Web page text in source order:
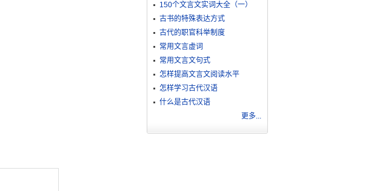
150个文言文实词大全（一）
古书的特殊表达方式
古代的职官科举制度
常用文言虚词
常用文言文句式
怎样提高文言文阅读水平
怎样学习古代汉语
什么是古代汉语
更多...